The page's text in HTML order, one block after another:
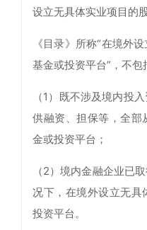
设立无具体实业项目的
《目录》所称“在境外
基金或投资平台”，不包
（1）既不涉及境内投
供融资、担保等，全部
金或投资平台；
（2）境内金融企业已
况下，在境外设立无
投资平台。